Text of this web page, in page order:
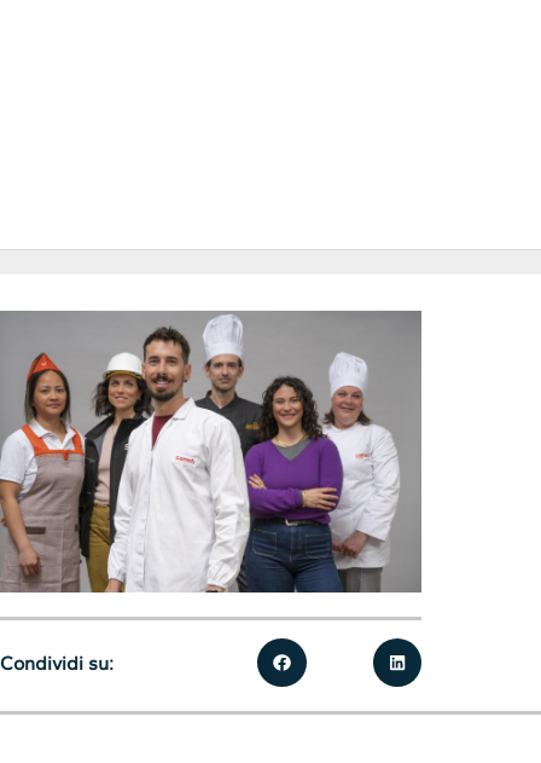
Condividi su: